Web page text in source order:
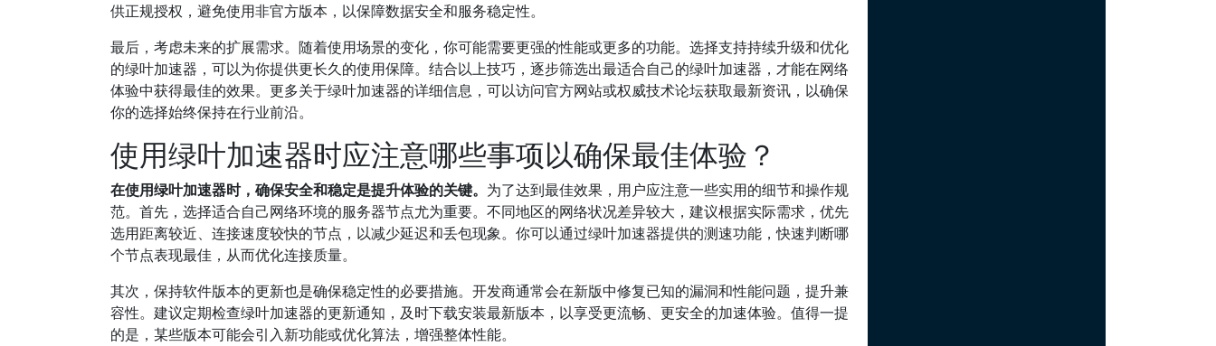
供正规授权，避免使用非官方版本，以保障数据安全和服务稳定性。
最后，考虑未来的扩展需求。随着使用场景的变化，你可能需要更强的性能或更多的功能。选择支持持续升级和优化
的绿叶加速器，可以为你提供更长久的使用保障。结合以上技巧，逐步筛选出最适合自己的绿叶加速器，才能在网络
体验中获得最佳的效果。更多关于绿叶加速器的详细信息，可以访问官方网站或权威技术论坛获取最新资讯，以确保
你的选择始终保持在行业前沿。
使用绿叶加速器时应注意哪些事项以确保最佳体验？
在使用绿叶加速器时，确保安全和稳定是提升体验的关键。 为了达到最佳效果，用户应注意一些实用的细节和操作规
范。首先，选择适合自己网络环境的服务器节点尤为重要。不同地区的网络状况差异较大，建议根据实际需求，优先
选用距离较近、连接速度较快的节点，以减少延迟和丢包现象。你可以通过绿叶加速器提供的测速功能，快速判断哪
个节点表现最佳，从而优化连接质量。
其次，保持软件版本的更新也是确保稳定性的必要措施。开发商通常会在新版中修复已知的漏洞和性能问题，提升兼
容性。建议定期检查绿叶加速器的更新通知，及时下载安装最新版本，以享受更流畅、更安全的加速体验。值得一提
的是，某些版本可能会引入新功能或优化算法，增强整体性能。